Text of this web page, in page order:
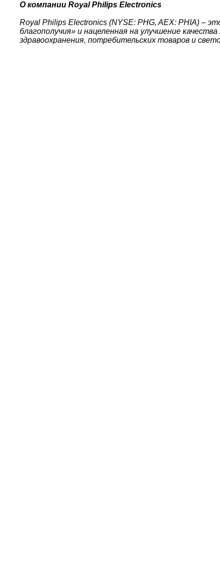
О компании Royal Philips Electronics
Royal Philips Electronics (NYSE: PHG, AEX: PHIA) –
благополучия» и нацеленная на улучшение
здравоохранения, потребительских товаров и